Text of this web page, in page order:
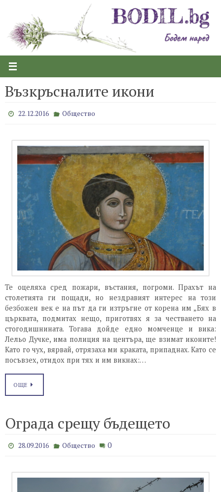
content
Възкръсналите икони
22.12.2016 Общество
Те оцеляха сред пожари, въстания, погроми. Прахът на
столетията ги пощади, но нездравият интерес на този
безбожен век е на път да ги изтръгне от корена им „Бях в
църквата, подмитах нещо, приготвях я за честването на
стогодишнината. Тогава дойде едно момченце и вика:
Лельо Дучке, има полиция на центъра, ще взимат иконите!
Като го чух, вярвай, отрязаха ми краката, припаднах. Като се
посъвзех, отидох при тях и им викнах:…
ОЩЕ
Ограда срещу бъдещето
28.09.2016 Общество 0